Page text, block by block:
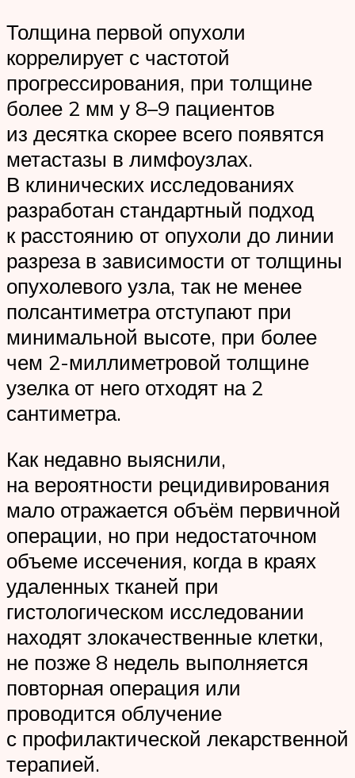
Толщина первой опухоли
коррелирует с частотой
прогрессирования, при толщине
более 2 мм у 8–9 пациентов
из десятка скорее всего появятся
метастазы в лимфоузлах.
В клинических исследованиях
разработан стандартный подход
к расстоянию от опухоли до линии
разреза в зависимости от толщины
опухолевого узла, так не менее
полсантиметра отступают при
минимальной высоте, при более
чем 2-миллиметровой толщине
узелка от него отходят на 2
сантиметра.
Как недавно выяснили,
на вероятности рецидивирования
мало отражается объём первичной
операции, но при недостаточном
объеме иссечения, когда в краях
удаленных тканей при
гистологическом исследовании
находят злокачественные клетки,
не позже 8 недель выполняется
повторная операция или
проводится облучение
с профилактической лекарственной
терапией.